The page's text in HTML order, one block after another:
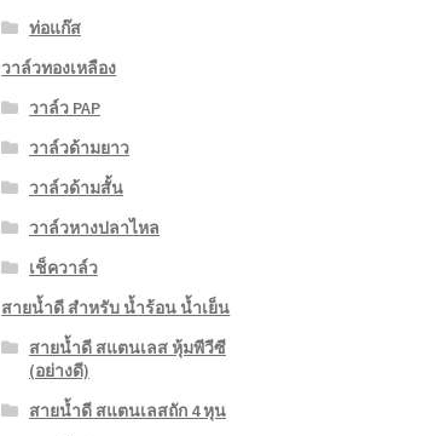
ท่อแก๊ส
วาล์วทองเหลือง
วาล์ว PAP
วาล์วด้ามยาว
วาล์วด้ามสั้น
วาล์วหางปลาไหล
เช็ควาล์ว
สายน้ำดี สำหรับ น้ำร้อน น้ำเย็น
สายน้ำดี สแตนเลส หุ้มพีวีซี
(อย่างดี)
สายน้ำดี สแตนเลสถัก 4 หุน